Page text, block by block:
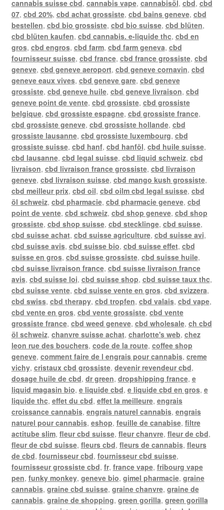
cannabis suisse cbd, cannabis vape, cannabisöl, cbd, cbd
07, cbd 20%, cbd achat grossiste, cbd bains geneve, cbd
bestellen, cbd bio grossiste, cbd bio suisse, cbd blüten,
cbd blüten kaufen, cbd cannabis. e-liquide thc, cbd en
gros, cbd engros, cbd farm, cbd farm geneva, cbd
fournisseur suisse, cbd france, cbd france grossiste, cbd
geneve, cbd geneve aeroport, cbd geneve cornavin, cbd
geneve eaux vives, cbd geneve gare, cbd geneve
grossiste, cbd geneve huile, cbd geneve livraison, cbd
geneve point de vente, cbd grossiste, cbd grossiste
belgique, cbd grossiste espagne, cbd grossiste france,
cbd grossiste geneve, cbd grossiste hollande, cbd
grossiste lausanne, cbd grossiste luxembourg, cbd
grossiste suisse, cbd hanf, cbd hanföl, cbd huile suisse,
cbd lausanne, cbd legal suisse, cbd liquid schweiz, cbd
livraison, cbd livraison france grossiste, cbd livraison
geneve, cbd livraison suisse, cbd mango kush grossiste,
cbd meilleur prix, cbd oil, cbd oilm cbd legal suisse, cbd
öl schweiz, cbd pharmacie, cbd pharmacie geneve, cbd
point de vente, cbd schweiz, cbd shop geneve, cbd shop
grossiste, cbd shop suisse, cbd stecklinge, cbd suisse,
cbd suisse achat, cbd suisse agriculture, cbd suisse avi,
cbd suisse avis, cbd suisse bio, cbd suisse effet, cbd
suisse en gros, cbd suisse grossiste, cbd suisse huile,
cbd suisse livraison france, cbd suisse livraison france
avis, cbd suisse loi, cbd suisse shop, cbd suisse taux thc,
cbd suisse vente, cbd suisse vente en gros, cbd svizzera,
cbd swiss, cbd therapy, cbd tropfen, cbd valais, cbd vape,
cbd vente en gros, cbd vente grossiste, cbd vente
grossiste france, cbd weed geneve, cbd wholesale, ch cbd
öl schweiz, chanvre suisse achat, charlotte's web, chez
leon rue des bouchers, code de la route, coffee shop
geneve, comment faire de l engrais pour cannabis, creme
vichy, cristaux cbd grossiste, devenir revendeur cbd,
dosage huile de cbd, dr green, dropshipping france, e
liquid magasin bio, e liquide cbd, e liquide cbd en gros, e
liquide thc, effet du cbd, effet la meilleure, engrais
croissance cannabis, engrais naturel cannabis, engrais
naturel pour cannabis, eshop, feuille de canabise, filtre
actitube slim, fleur cbd suisse, fleur chanvre, fleur de cbd,
fleur de cbd suisse, fleurs cbd, fleurs de cannabis, fleurs
de cbd, fournisseur cbd, fournisseur cbd suisse,
fournisseur grossiste cbd, fr, france vape, fribourg vape
pen, funky monkey, geneve bio, gimel pharmacie, graine
cannabis, graine cbd suisse, graine chanvre, graine de
cannabis, graine de shopping, green gorilla, green gorilla